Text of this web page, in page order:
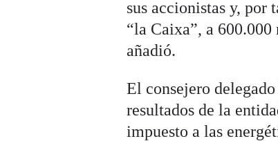
sus accionistas y, por
“la Caixa”, a
añadió.
El consejero
resultados de la
impuesto a las